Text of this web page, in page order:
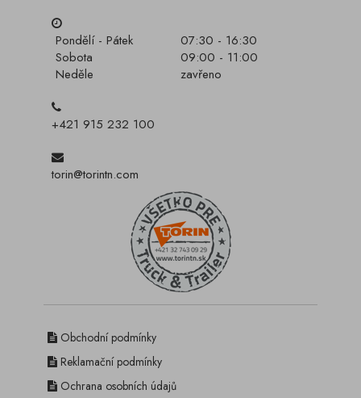
Pondělí - Pátek
07:30 - 16:30
Sobota
09:00 - 11:00
Neděle
zavřeno
+421 915 232 100
torin@torintn.com
Obchodní podmínky
Reklamační podmínky
Ochrana osobních údajů